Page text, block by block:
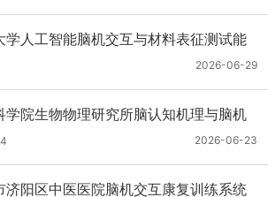
学人工智能脑机交互与材料表征测试能
项目公开招标公告
2026-06-29
学院生物物理研究所脑认知机理与脑机
叉研究平台基础科研能力建设项目公开
告
2026-06-23
济阳区中医医院脑机交互康复训练系统